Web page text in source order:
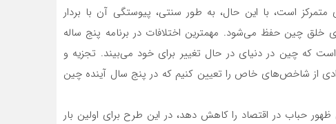
است، با این حال، به طور سنتی، پیوستگی آن با بردار
چین حفظ‌ می‌شود. مهمترین اختلافات در برنامه پنج ساله
که چین در دنیای در حال تغییر برای خود‌ می‌بیند. تجزیه و
از شاخص‌های خاص را تعیین کنیم که در پنج سال آینده چین
حباب در اقتصاد را کاهش دهد، در این طرح برای اولین بار